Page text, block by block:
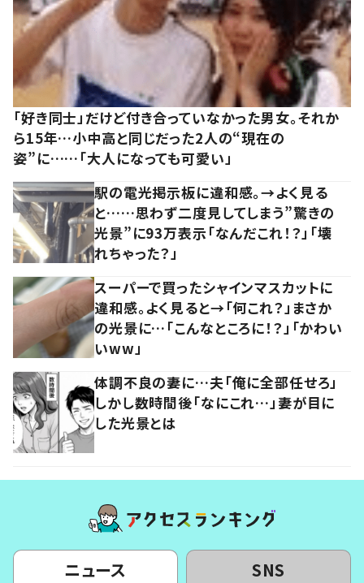
「好き同士」だけど付き合っていなかった男女。それか
ら15年…小中高と同じだった2人の“現在の
姿”に……「大人になっても可愛い」
駅の電光掲示板に違和感。→よく見る
と……思わず二度見してしまう”驚きの
光景”に93万表示「なんだこれ！？」「壊
れちゃった？」
スーパーで買ったシャインマスカットに
違和感。よく見ると→「何これ？」まさか
の光景に…「こんなところに！？」「かわい
いww」
体調不良の妻に…夫「俺に全部任せろ」
しかし数時間後「なにこれ…」妻が目に
した光景とは
ニュース SNS